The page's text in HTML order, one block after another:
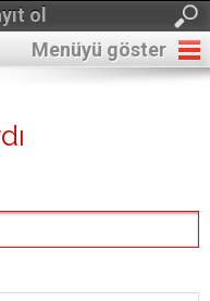
ol
Menüyü göster